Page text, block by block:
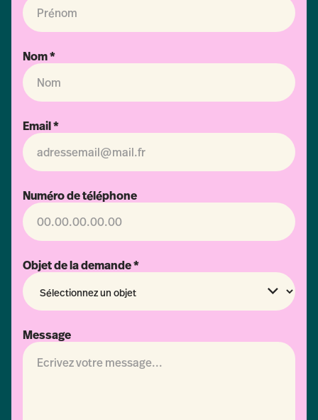
Nom *
Email *
Numéro de téléphone
Objet de la demande *
Message